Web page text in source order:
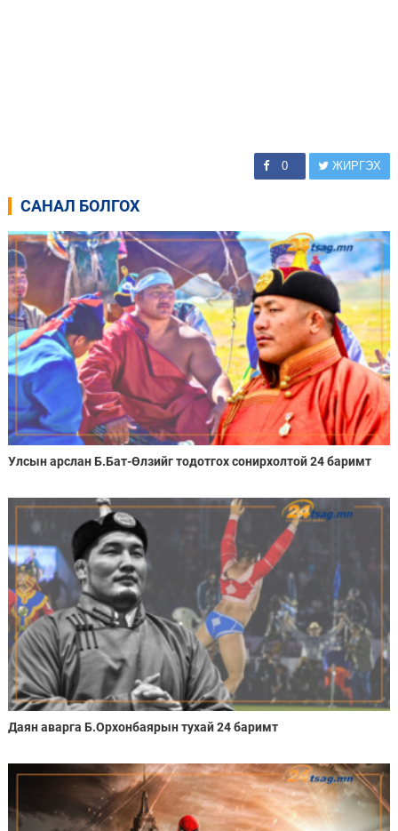
0 ЖИРГЭХ
САНАЛ БОЛГОХ
Улсын арслан Б.Бат-Өлзийг тодотгох сонирхолтой 24 баримт
Даян аварга Б.Орхонбаярын тухай 24 баримт